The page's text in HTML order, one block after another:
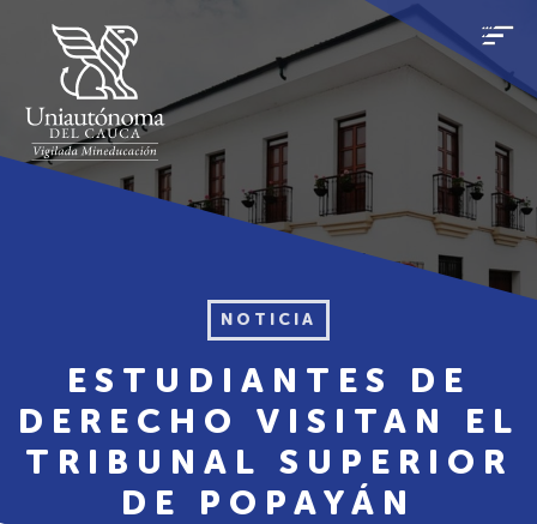
NOTICIA
ESTUDIANTES DE
DERECHO VISITAN EL
TRIBUNAL SUPERIOR
DE POPAYÁN